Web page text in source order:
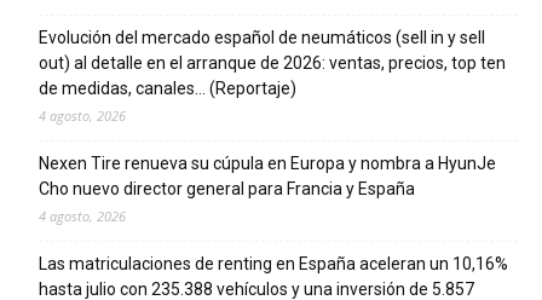
Evolución del mercado español de neumáticos (sell in y sell
out) al detalle en el arranque de 2026: ventas, precios, top ten
de medidas, canales… (Reportaje)
4 agosto, 2026
Nexen Tire renueva su cúpula en Europa y nombra a HyunJe
Cho nuevo director general para Francia y España
4 agosto, 2026
Las matriculaciones de renting en España aceleran un 10,16%
hasta julio con 235.388 vehículos y una inversión de 5.857